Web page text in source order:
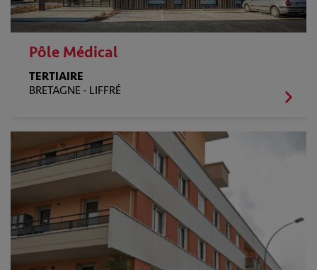
Pôle Médical
TERTIAIRE
BRETAGNE - LIFFRÉ